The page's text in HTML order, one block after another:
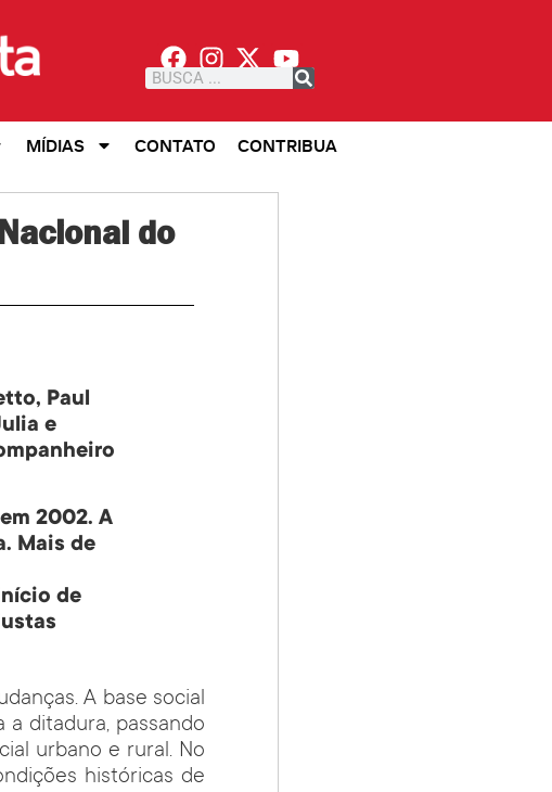
MÍDIAS CONTATO CONTRIBUA
do
Paul
e
2002. A
Mais de
de
A base social
ditadura, passando
urbano e rural. No
históricas de